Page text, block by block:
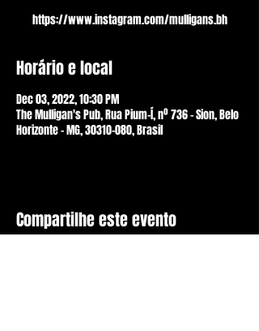
https://www.instagram.com/mulligans.bh
Horário e local
Dec 03, 2022, 10:30 PM
The Mulligan's Pub, Rua Pium-Í, nº 736 - Sion, Belo
Horizonte - MG, 30310-080, Brasil
Compartilhe este evento